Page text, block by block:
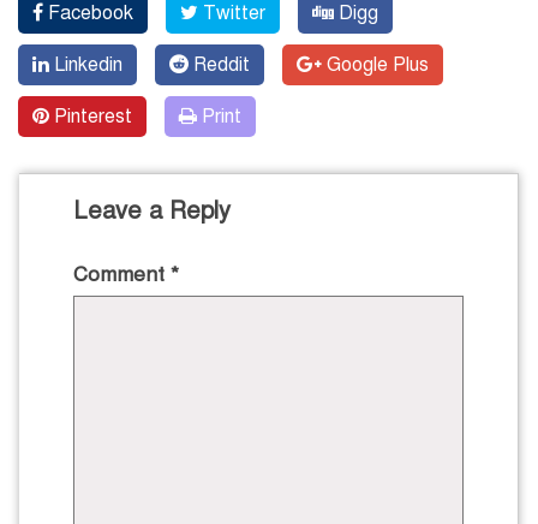
Facebook Twitter Digg
Linkedin Reddit Google Plus
Pinterest Print
Leave a Reply
Comment *